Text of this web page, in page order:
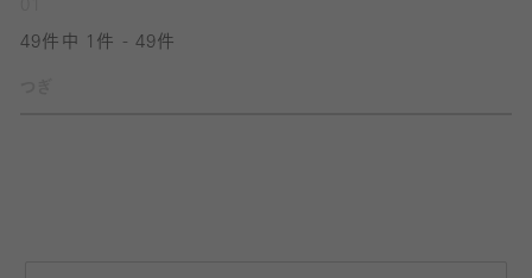
49件中 1件 - 49件